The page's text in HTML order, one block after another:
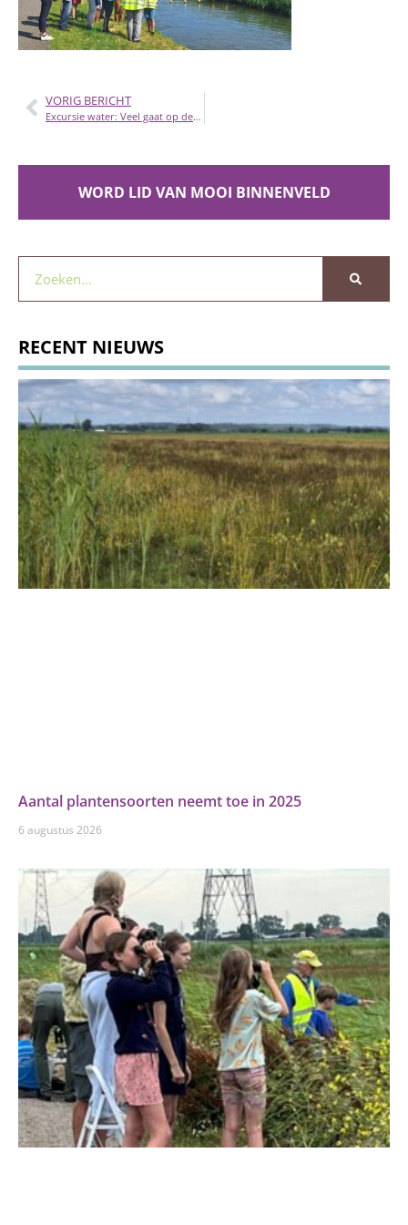
VORIG BERICHT
Excursie water: Veel gaat op de schop in het Binnenveld (en veel blijft hetzelfde)
WORD LID VAN MOOI BINNENVELD
RECENT NIEUWS
Aantal plantensoorten neemt toe in 2025
6 augustus 2026